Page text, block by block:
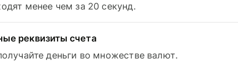
менее чем за 20 секунд.
реквизиты счета
деньги во множестве валют.